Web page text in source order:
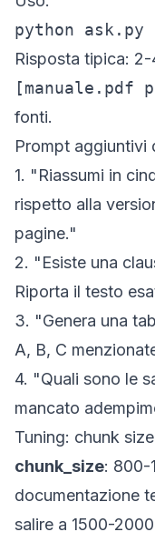
python
Risposta tipica:
[manuale.pdf
fonti.
Prompt aggiuntivi
1. "Riassumi in
rispetto alla
pagine."
2. "Esiste una
Riporta il testo
3. "Genera una
A, B, C
4. "Quali sono le
mancato
Tuning: chunk
chunk_size: 800-
documentazione
salire a 1500-